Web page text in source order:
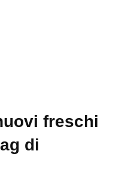
freschi
di